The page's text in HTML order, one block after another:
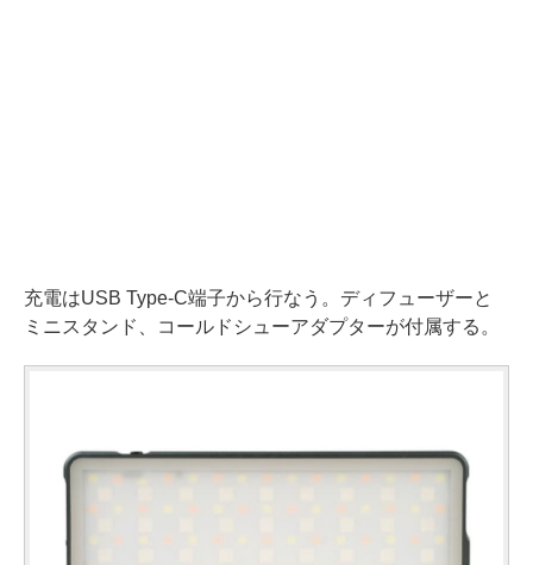
充電はUSB Type-C端子から行なう。ディフューザーと
ミニスタンド、コールドシューアダプターが付属する。